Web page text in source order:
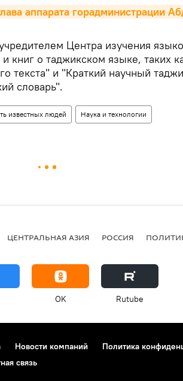
аппарата горадминистрации
Центра изучения
книг о таджикском языке, таких
текста" и "Краткий научный
словарь".
известных людей Наука и технологии
ЦЕНТРАЛЬНАЯ АЗИЯ РОССИЯ
OK Rutube
Новости компаний Политика
связь